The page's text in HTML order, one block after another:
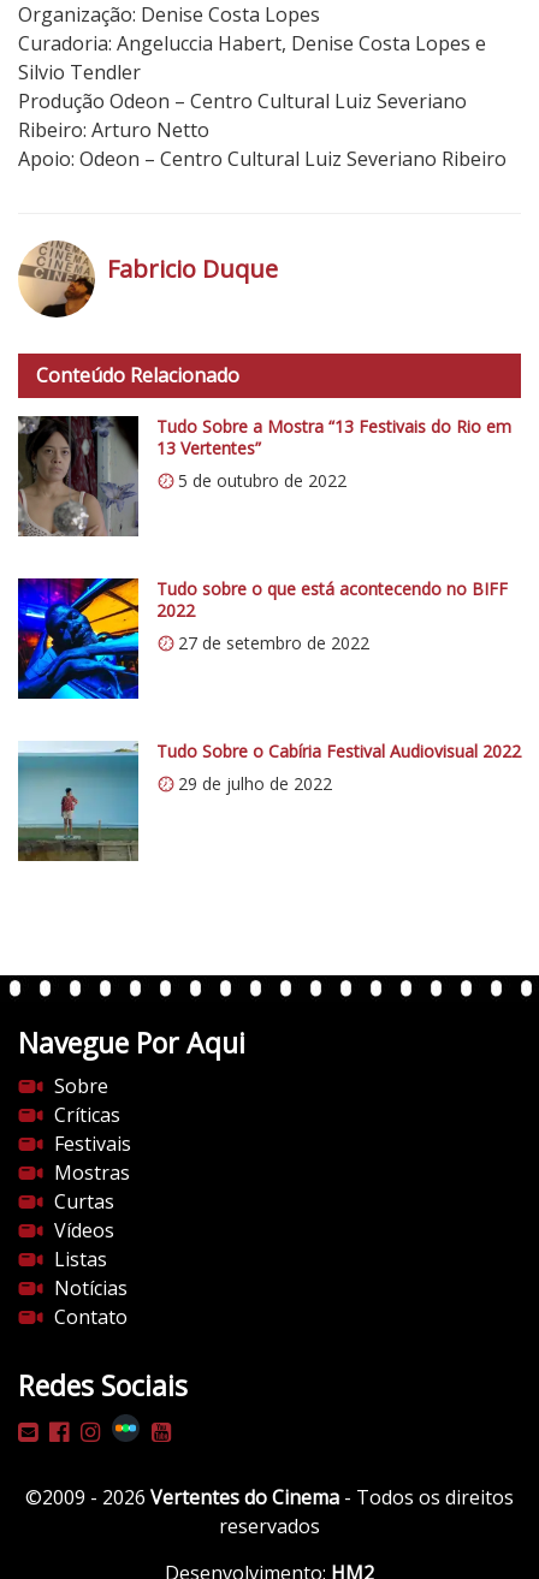
Organização: Denise Costa Lopes
Curadoria: Angeluccia Habert, Denise Costa Lopes e
Silvio Tendler
Produção Odeon – Centro Cultural Luiz Severiano
Ribeiro: Arturo Netto
Apoio: Odeon – Centro Cultural Luiz Severiano Ribeiro
t
p
s
:
/
/
0
.
w
p
.
c
o
m
/
v
n
e
s
d
o
c
i
n
e
m
a
c
o
m
w
Fabricio Duque
Conteúdo Relacionado
Tudo Sobre a Mostra “13 Festivais do Rio em
13 Vertentes”
5 de outubro de 2022
Tudo sobre o que está acontecendo no BIFF
2022
27 de setembro de 2022
Tudo Sobre o Cabíria Festival Audiovisual 2022
29 de julho de 2022
Navegue Por Aqui
Sobre
Críticas
Festivais
Mostras
Curtas
Vídeos
Listas
Notícias
Contato
Redes Sociais
©2009 - 2026 Vertentes do Cinema - Todos os direitos
reservados
Desenvolvimento: HM2